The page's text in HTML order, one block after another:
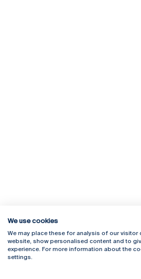
Rua Diogo Botelho 1327
4169-005 Porto
+351 226 196 240
Campus
Webmail
We use cookies
We may place these for analysis of our visitor
website, show personalised content and to
experience. For more information about the
settings.